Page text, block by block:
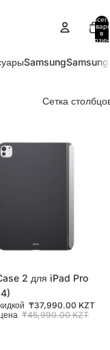
в
Samsung
Сетка
2 для iPad Pro
₸37,990.00 KZT
₸45,990.00 KZT